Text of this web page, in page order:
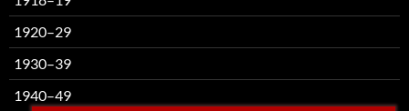
1920–29
1930–39
1940–49